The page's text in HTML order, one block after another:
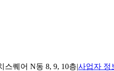
스퀘어 N동 8, 9, 10층|사업자 정